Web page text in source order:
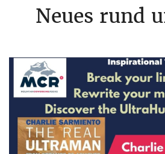
Neues rund